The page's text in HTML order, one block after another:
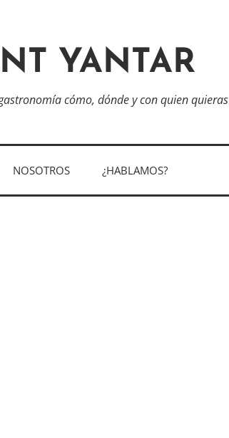
YANTAR
cómo, dónde y con quien quieras
NOSOTROS ¿HABLAMOS?